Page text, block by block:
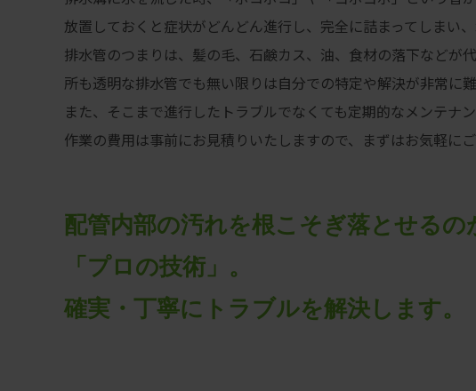
放置しておくと症状がどんどん進行し、完全に詰まってしまい
排水管のつまりは、髪の毛、石鹸カス、油、食材の落下などが
所も透明な排水管でも無い限りは自分での特定や解決が非常に難
また、そこまで進行したトラブルでなくても定期的なメンテナ
作業の費用は事前にお見積りいたしますので、まずはお気軽にご
配管内部の汚れを根こそぎ落とせるの
「プロの技術」。
確実・丁寧にトラブルを解決します。